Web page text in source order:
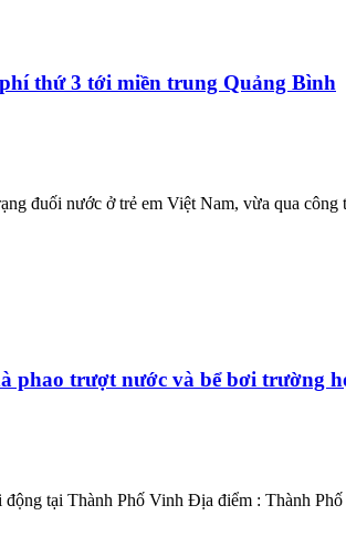
thứ 3 tới miền trung Quảng Bình
đuối nước ở trẻ em Việt Nam, vừa qua
phao trượt nước và bể bơi trường
tại Thành Phố Vinh Địa điểm : Thành